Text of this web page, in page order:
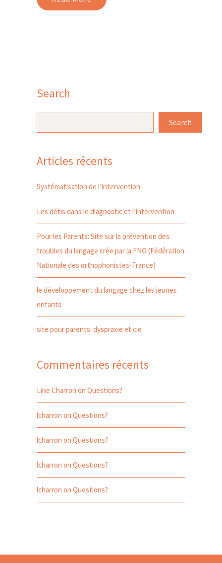
Search
Search
Articles récents
Systématisation de l’intervention
Les défis dans le diagnostic et l’intervention
Pour les Parents: Site sur la prévention des
troubles du langage crée par la FNO (Fédération
Nationale des orthophonistes-France)
le développement du langage chez les jeunes
enfants
site pour parents: dyspraxie et cie
Commentaires récents
Line Charron on Questions?
lcharron on Questions?
lcharron on Questions?
lcharron on Questions?
lcharron on Questions?